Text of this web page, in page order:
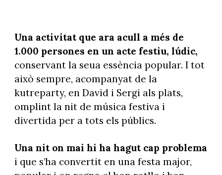
Una activitat que ara acull a més de
1.000 persones en un acte festiu, lúdic,
conservant la seua essència popular. I tot
això sempre, acompanyat de la
kutreparty, en David i Sergi als plats,
omplint la nit de música festiva i
divertida per a tots els públics.
Una nit on mai hi ha hagut cap problema
i que s’ha convertit en una festa major,